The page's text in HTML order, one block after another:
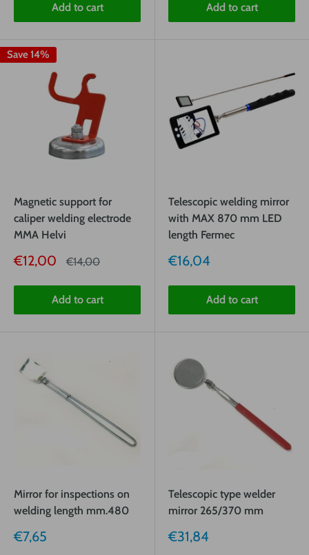
Add to cart Add to cart
Save 14%
Magnetic support for
caliper welding electrode
MMA Helvi
Sale
€12,00 Price
€14,00
Add to cart
Telescopic welding mirror
with MAX 870 mm LED
length Fermec
Sale
€16,04
Add to cart
Mirror for inspections on
welding length mm.480
Sale
€7,65
Telescopic type welder
mirror 265/370 mm
Sale
€31,84